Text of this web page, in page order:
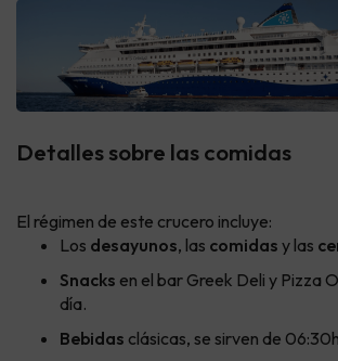
Detalles sobre las comidas
El régimen de este crucero incluye:
Los desayunos, las comidas y las
Snacks en el bar Greek Deli y Pizza
día.
Bebidas clásicas, se sirven de